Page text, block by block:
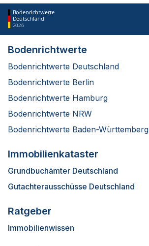
Bodenrichtwerte
Deutschland
2026
Bodenrichtwerte
Bodenrichtwerte Deutschland
Bodenrichtwerte Berlin
Bodenrichtwerte Hamburg
Bodenrichtwerte NRW
Bodenrichtwerte Baden-Württemberg
Immobilienkataster
Grundbuchämter Deutschland
Gutachterausschüsse Deutschland
Ratgeber
Immobilienwissen